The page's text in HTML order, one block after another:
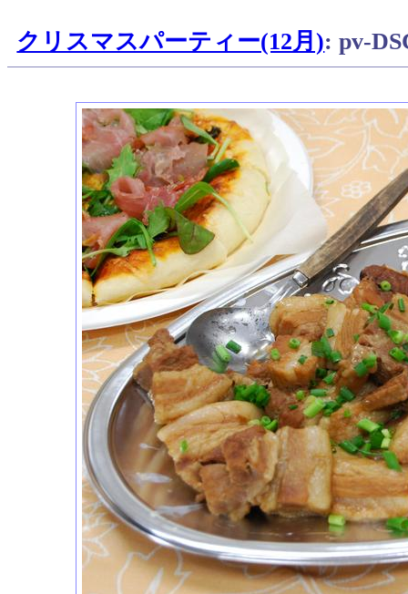
クリスマスパーティー(12月): pv-